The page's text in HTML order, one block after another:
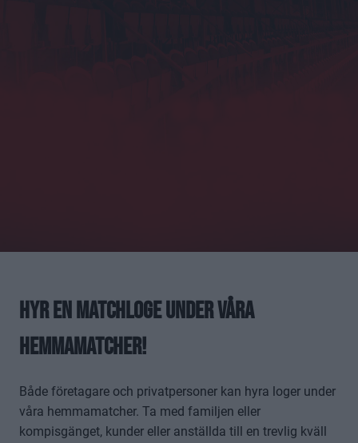
Hyr en matchloge under våra
hemmamatcher!
Både företagare och privatpersoner kan hyra loger under
våra hemmamatcher. Ta med familjen eller
kompisgänget, kunder eller anställda till en trevlig kväll